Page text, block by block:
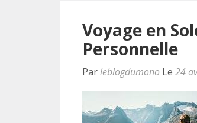
Voyage en
Personnelle
Parleblogdumono Le 24